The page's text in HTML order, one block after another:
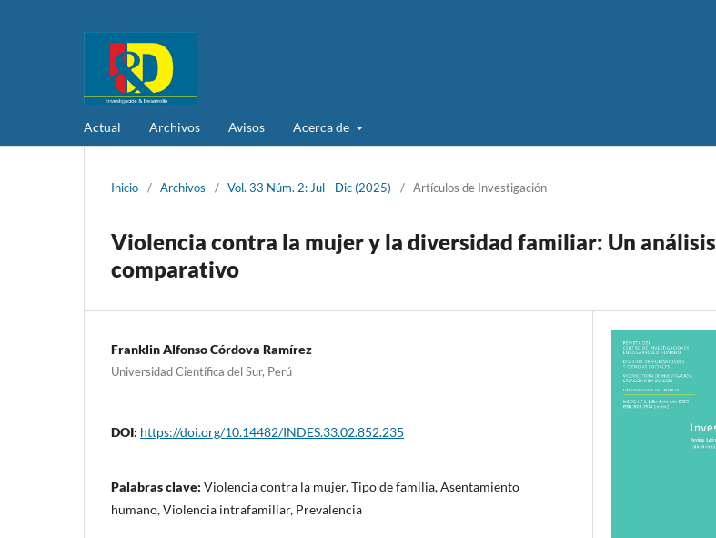
Actual Archivos Avisos Acerca de
Inicio / Archivos / Vol. 33 Núm. 2: Jul - Dic (2025) / Artículos de Investigación
Violencia contra la mujer y la diversidad familiar: Un análisis
comparativo
Franklin Alfonso Córdova Ramírez
Universidad Científica del Sur, Perú
DOI: https://doi.org/10.14482/INDES.33.02.852.235
Palabras clave: Violencia contra la mujer, Tipo de familia, Asentamiento
humano, Violencia intrafamiliar, Prevalencia